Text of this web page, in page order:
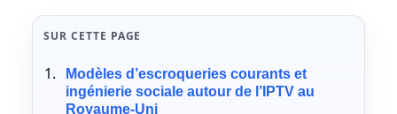
SUR CETTE PAGE
Modèles d’escroqueries courants et
ingénierie sociale autour de l’IPTV au
Royaume-Uni